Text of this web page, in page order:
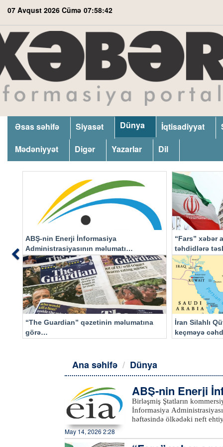
07 Avqust 2026 Cümə 07:58:42
Əsas səhifə Siyasət Dünya İqtisadiyyat
Mədəniyyət
Digər Yazarlar Dil
ABŞ-nin Enerji İnformasiya
Administrasiyasının məlumatı
əsasında…
“Fars” xəbər
təhdidlərə
“The Guardian” qəzetinin məlumatına
görə…
İran Silahlı
keçməyə
Previous
Ana səhifə Dünya
ABŞ-nin Enerji
tı əsasında…
Birləşmiş Ştatların kommersiya xam neft
İnformasiya Administrasiyasının (EIA)
həftəsində ölkədəki neft
Birləşmiş Ştatların
May 14, 2026 2:28